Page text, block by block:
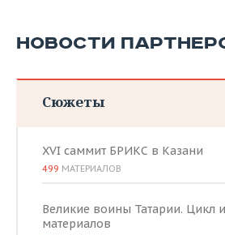
НОВОСТИ
Сюжеты
XVI саммит БРИКС в Казани
499 МАТЕРИАЛОВ
Великие воины Татарии. Цикл
материалов